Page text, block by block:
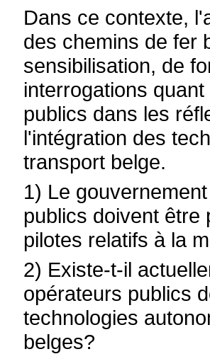
Dans ce contexte,
des chemins de fer
sensibilisation, de
interrogations
publics dans les
l'intégration des
transport belge.
1) Le
publics doivent être
pilotes relatifs à la
2) Existe-t-il
opérateurs publics
technologies
belges?